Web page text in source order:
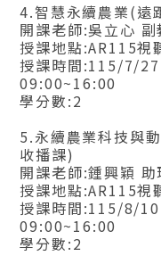
4.智慧永續農業(遠
開課老師:吳立心 副
授課地點:AR115視
授課時間:115/7/
09:00~16:00
學分數:2
5.永續農業科技與
收播課)
開課老師:鍾興穎 助
授課地點:AR115視
授課時間:115/8/
09:00~16:00
學分數:2